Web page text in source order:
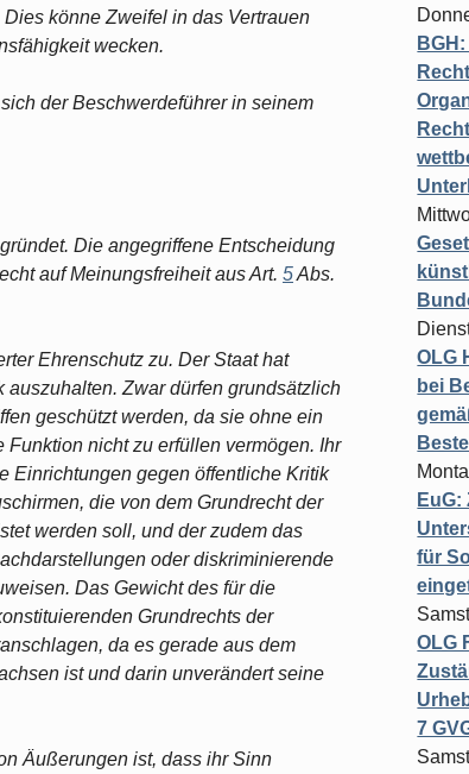
könne Zweifel in das Vertrauen
wecken.
der Beschwerdeführer in seinem
Die angegriffene Entscheidung
auf Meinungsfreiheit aus Art. 5Abs.
Ehrenschutz zu. Der Staat hat
Zwar dürfen grundsätzlich
geschützt werden, da sie ohne ein
nicht zu erfüllen vermögen. Ihr
Einrichtungen gegen öffentliche Kritik
die von dem Grundrecht der
werden soll, und der zudem das
oder diskriminierende
Das Gewicht des für die
Grundrechts der
da es gerade aus dem
ist und darin unverändert seine
Äußerungen ist, dass ihr Sinn
OLG
bei
für
OLG
7